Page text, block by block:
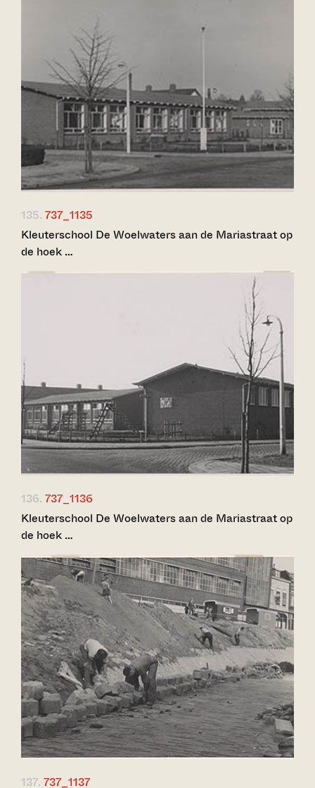
135. 737_1135
Kleuterschool De Woelwaters aan de Mariastraat op
de hoek …
136. 737_1136
Kleuterschool De Woelwaters aan de Mariastraat op
de hoek …
137. 737_1137